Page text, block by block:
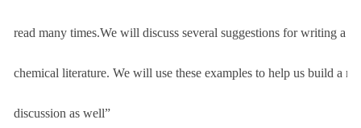
read many times.We will discuss several suggestions for writing a
chemical literature. We will use these examples to help us build a
discussion as well”